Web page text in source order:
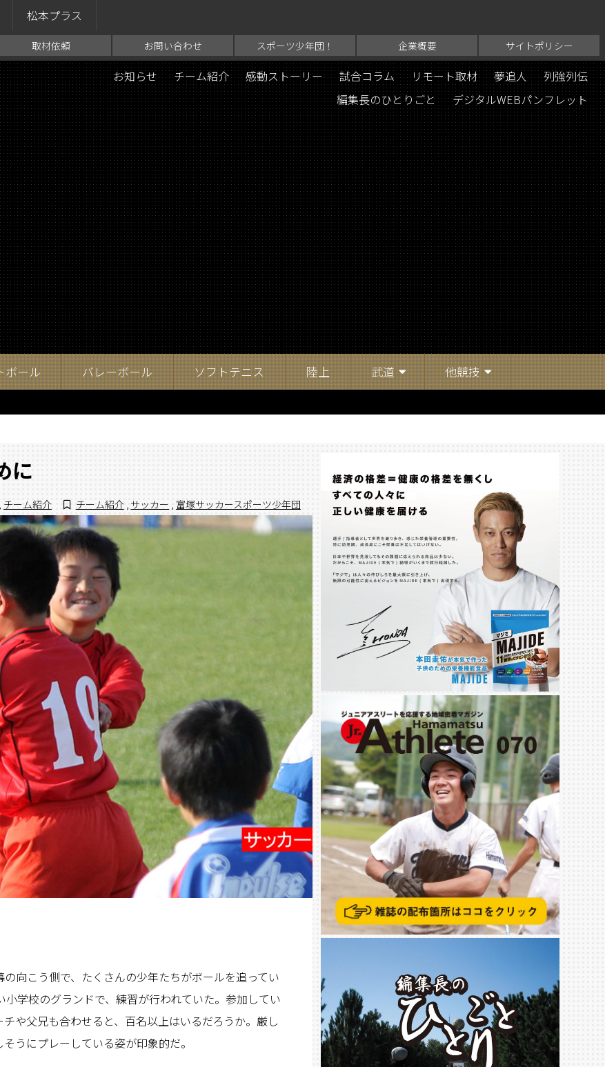
松本プラス
取材依頼 お問い合わせ スポーツ少年団！ 企業概要 サイトポリシー
お知らせ チーム紹介 感動ストーリー 試合コラム リモート取材 夢追人
列強列伝
編集長のひとりごと
デジタルWEBパンフレット
ボール バレーボール ソフトテニス 陸上 武道 他競技
に
, チーム紹介 チーム紹介 , サッカー , 富塚サッカースポーツ少年団
向こう側で、たくさんの少年たちがボールを追ってい
学校のグランドで、練習が行われていた。参加してい
や父兄も合わせると、百名以上はいるだろうか。厳し
うにプレーしている姿が印象的だ。